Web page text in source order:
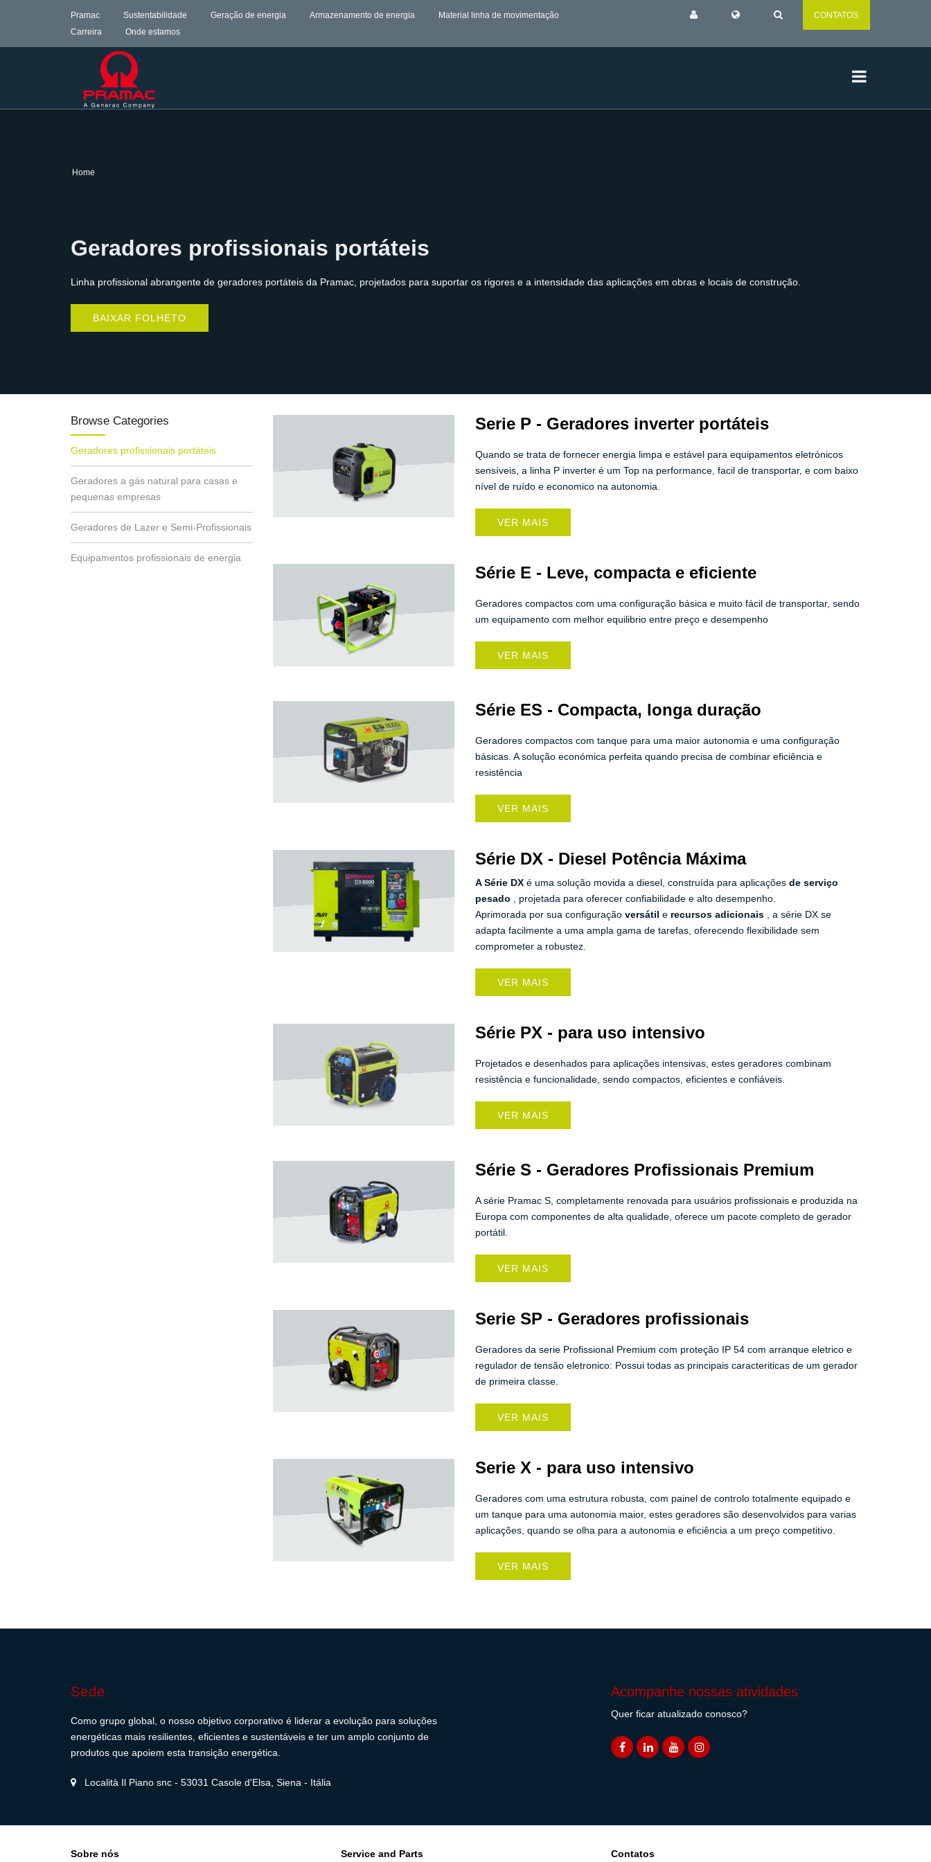
Pramac Sustentabilidade Geração de energia Armazenamento de energia
Material linha de movimentação
Carreira
Onde estamos
CONTATOS
Home
Geradores profissionais portáteis
Linha profissional abrangente de geradores portáteis da Pramac, projetados para suportar os rigores e a intensidade das aplicações em obras e locais de construção.
BAIXAR FOLHETO
Browse Categories
Geradores profissionais portáteis
Geradores a gás natural para casas e
pequenas empresas
Geradores de Lazer e Semi-Profissionais
Equipamentos profissionais de energia
Serie P - Geradores inverter portáteis
Quando se trata de fornecer energia limpa e estável para equipamentos eletrónicos
sensíveis, a linha P inverter é um Top na performance, facil de transportar, e com baixo
nível de ruído e economico na autonomia.
VER MAIS
Série E - Leve, compacta e eficiente
Geradores compactos com uma configuração básica e muito fácil de transportar, sendo
um equipamento com melhor equilibrio entre preço e desempenho
VER MAIS
Série ES - Compacta, longa duração
Geradores compactos com tanque para uma maior autonomia e uma configuração
básicas. A solução económica perfeita quando precisa de combinar eficiência e
resistência
VER MAIS
Série DX - Diesel Potência Máxima
A Série DXé uma solução movida a diesel, construída para aplicações de serviço
pesado , projetada para oferecer confiabilidade e alto desempenho.
Aprimorada por sua configuração versátil e recursos adicionais, a série DX se
adapta facilmente a uma ampla gama de tarefas, oferecendo flexibilidade sem
comprometer a robustez.
VER MAIS
Série PX - para uso intensivo
Projetados e desenhados para aplicações intensivas, estes geradores combinam
resistência e funcionalidade, sendo compactos, eficientes e confiáveis.
VER MAIS
Série S - Geradores Profissionais Premium
A série Pramac S, completamente renovada para usuários profissionais e produzida na
Europa com componentes de alta qualidade, oferece um pacote completo de gerador
portátil.
VER MAIS
Serie SP - Geradores profissionais
Geradores da serie Profissional Premium com proteção IP 54 com arranque eletrico e
regulador de tensão eletronico: Possui todas as principais caracteriticas de um gerador
de primeira classe.
VER MAIS
Serie X - para uso intensivo
Geradores com uma estrutura robusta, com painel de controlo totalmente equipado e
um tanque para uma autonomia maior, estes geradores são desenvolvidos para varias
aplicações, quando se olha para a autonomia e eficiência a um preço competitivo.
VER MAIS
Sede
Como grupo global, o nosso objetivo corporativo é liderar a evolução para soluções
energéticas mais resilientes, eficientes e sustentáveis e ter um amplo conjunto de
produtos que apoiem esta transição energética.
Località Il Piano snc - 53031 Casole d'Elsa, Siena - Itália
Acompanhe nossas atividades
Quer ficar atualizado conosco?
Sobre nós Service and Parts Contatos